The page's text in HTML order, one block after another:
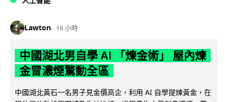
Lawton 16 小時
中國湖北男自學 AI 「煉金術」 屋內煉
金冒濃煙驚動全區
中國湖北黃石一名男子見金價高企，利用 AI 自學提煉黃金，在